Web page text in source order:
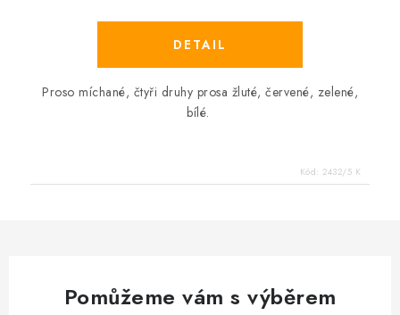
Proso míchané, čtyři druhy prosa žluté, červené, zelené,
bílé.
Kód: 2432/5 K
Pomůžeme vám s výběrem